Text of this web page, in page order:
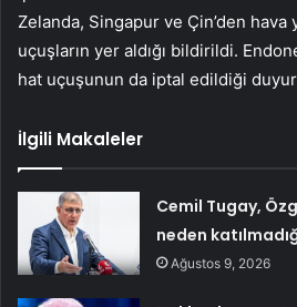
Zelanda, Singapur ve Çin’den
uçuşların yer aldığı bildirildi.
hat uçuşunun da iptal edildiği
İlgili Makaleler
Cemil Tugay,
neden
Ağustos 9, 2026